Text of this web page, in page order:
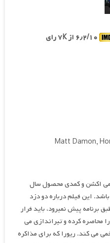
اکشن و کمدی محصول سال
باشد. این فیلم درباره دو دزد
پیش نمیرود، باید فرار
کرده و تیراندازی می
می کند. ریورا که برای مذاکره